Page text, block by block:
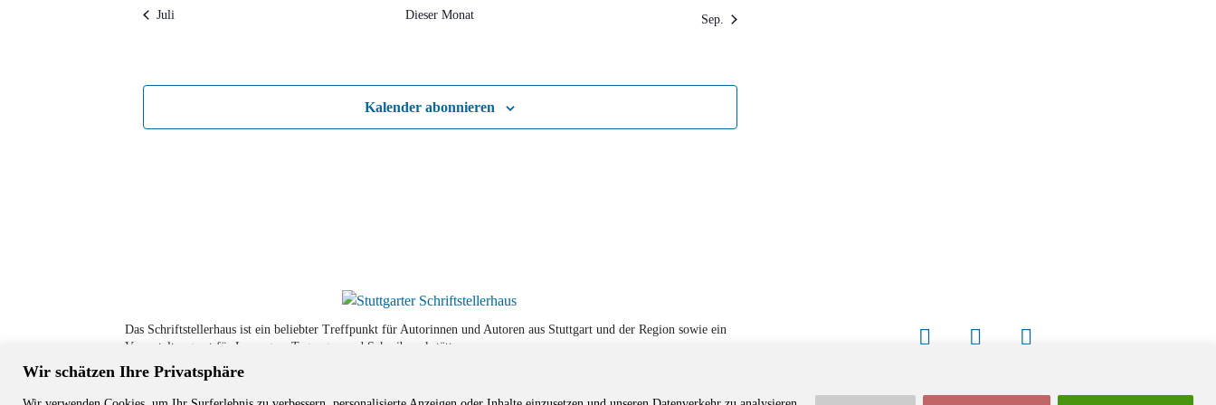
Wir schätzen Ihre Privatsphäre
Juli Dieser Monat Sep.
Kalender abonnieren
Das Schriftstellerhaus ist ein beliebter Treffpunkt für Autorinnen und Autoren aus Stuttgart und der Region sowie ein
Veranstaltungsort für Lesungen, Tagungen und Schreibwerkstätten.